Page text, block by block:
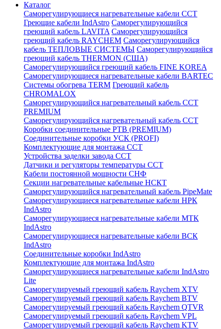
Каталог
Саморегулирующиеся нагревательные кабели ССТ
Греющие кабели IndAstro Саморегулирующийся
греющий кабель LAVITA Саморегулирующийся
греющий кабель RAYCHEM Саморегулирующийся
кабель ТЕПЛОВЫЕ СИСТЕМЫ Саморегулирующийся
греющий кабель THERMON (США)
Саморегулирующийся греющий кабель FINE KOREA
Саморегулирующиеся нагревательные кабели BARTEC
Системы обогрева TERM Греющий кабель
CHROMALOX
Саморегулирующийся нагревательный кабель ССТ
PREMIUM
Саморегулирующийся нагревательный кабель ССТ
Коробки соединительные РТВ (PREMIUM)
Соединительные коробки УСК (PROFI)
Комплектующие для монтажа ССТ
Устройства заделки завода ССТ
Датчики и регуляторы температуры ССТ
Кабели постоянной мощности СНФ
Секции нагревательные кабельные НСКТ
Саморегулирующийся нагревательный кабель PipeMate
Саморегулирующиеся нагревательные кабели НРК
IndAstro
Саморегулирующиеся нагревательные кабели МТК
IndAstro
Саморегулирующиеся нагревательные кабели ВСК
IndAstro
Соединительные коробки IndAstro
Комплектующие для монтажа IndAstro
Саморегулирующиеся нагревательные кабели IndAstro
Lite
Саморегулируемый греющий кабель Raychem XTV
Саморегулируемый греющий кабель Raychem BTV
Саморегулируемый греющий кабель Raychem QTVR
Саморегулируемый греющий кабель Raychem VPL
Саморегулируемый греющий кабель Raychem KTV